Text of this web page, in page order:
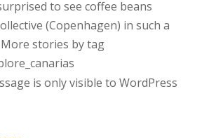
is only visible to WordPress